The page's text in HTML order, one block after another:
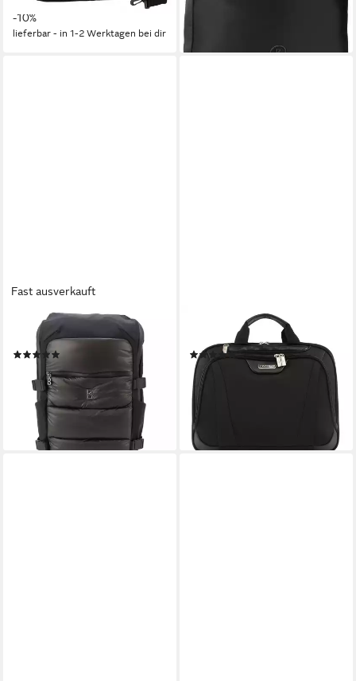
-10%
lieferbar - in 1-2 Werktagen bei dir
Fast ausverkauft
BOGNER
Daypack Monarch, Nylon
ab 147,50 € UVP295,00 €
-50%
lieferbar - in 2-3 Werktagen bei dir
Aktentasche Business Deluxe
(1)
49,95 € UVP129,95 €
-62%
lieferbar - in 2-3 Werktagen bei dir